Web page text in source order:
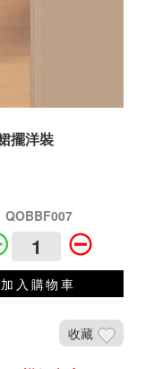
擺洋裝
QOBBF007
加入購物車
收藏